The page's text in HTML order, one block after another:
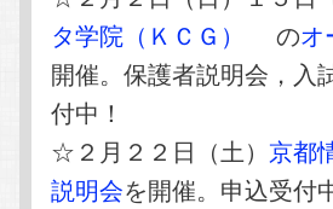
タ学院（ＫＣＧ）
のオ
開催。保護者説明会，
付中！
☆２月２２日（土） 京都
説明会を開催。申込受付